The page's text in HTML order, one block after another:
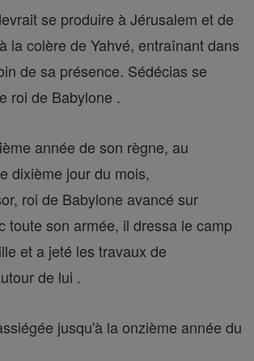
se produire à Jérusalem et de
la colère de Yahvé, entraînant dans
de sa présence. Sédécias se
roi de Babylone .
année de son règne, au
dixième jour du mois,
roi de Babylone avancé sur
toute son armée, il dressa le camp
et a jeté les travaux de
de lui .
jusqu'à la onzième année du